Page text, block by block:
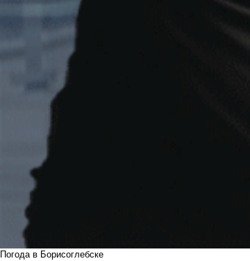
Погода в Борисоглебске